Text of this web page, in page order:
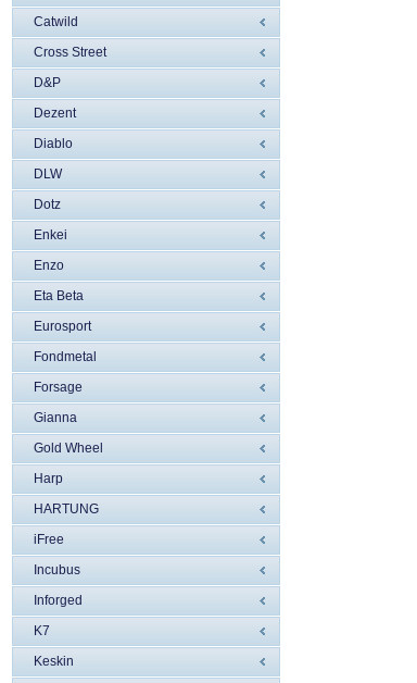
Catwild
Cross Street
D&P
Dezent
Diablo
DLW
Dotz
Enkei
Enzo
Eta Beta
Eurosport
Fondmetal
Forsage
Gianna
Gold Wheel
Harp
HARTUNG
iFree
Incubus
Inforged
K7
Keskin